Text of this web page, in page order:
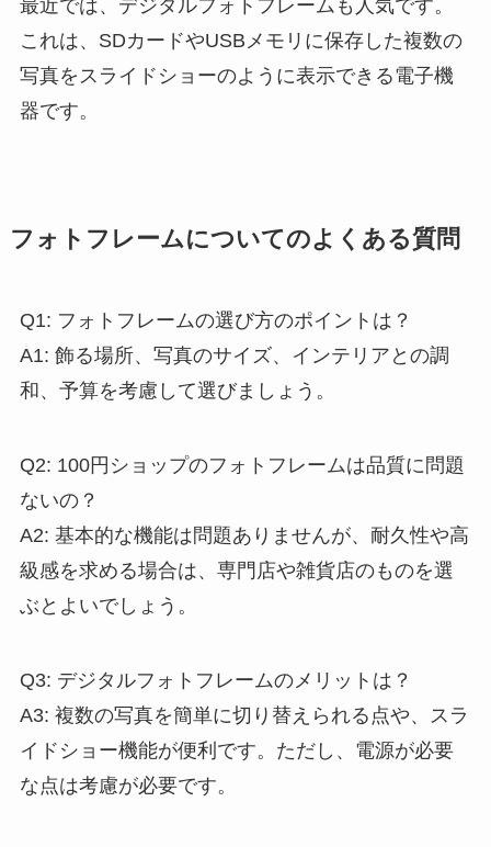
最近では、デジタルフォトフレームも人気です。
これは、SDカードやUSBメモリに保存した複数の
写真をスライドショーのように表示できる電子機
器です。
フォトフレームについてのよくある質問
Q1: フォトフレームの選び方のポイントは？
A1: 飾る場所、写真のサイズ、インテリアとの調
和、予算を考慮して選びましょう。
Q2: 100円ショップのフォトフレームは品質に問題
ないの？
A2: 基本的な機能は問題ありませんが、耐久性や高
級感を求める場合は、専門店や雑貨店のものを選
ぶとよいでしょう。
Q3: デジタルフォトフレームのメリットは？
A3: 複数の写真を簡単に切り替えられる点や、スラ
イドショー機能が便利です。ただし、電源が必要
な点は考慮が必要です。